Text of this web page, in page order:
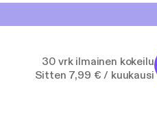
30 vrk ilmainen kokeilu
Sitten 7,99 € / kuukausi